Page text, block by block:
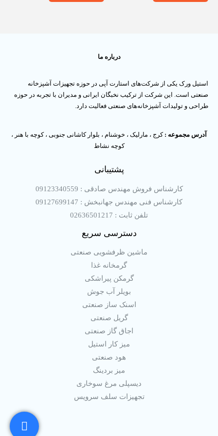
5
5
درباره ما
استیل ورک یکی از شرکت‌های استارت آپی در حوزه تجهیزات آشپزخانه
صنعتی است. این شرکت از ترکیب نخبگان ایرانی و مدیران با تجربه در حوزه
طراحی و تولیدات آشپزخانه‌های صنعتی فعالیت دارد.
آدرس مجموعه : کرج ، مارلیک ، خوشنام ، بلوار کاشانی جنوبی ، کوچه با هنر ،
کوچه نشاط
پشتیبانی
کارشناس فروش مهندس صادقی : 09123340559
کارشناس فنی مهندس جهانبخش : 09127699147
تلفن ثابت : 02636501217
دسترسی سریع
ماشین ظرفشویی صنعتی
گرمخانه غذا
گرمکن پیراشکی
بویلر آب جوش
اسنک ساز صنعتی
گریل صنعتی
اجاق گاز صنعتی
میز کار استیل
هود صنعتی
میز بردینگ
دیسپلی مرغ سوخاری
تجهیزات سلف سرویس